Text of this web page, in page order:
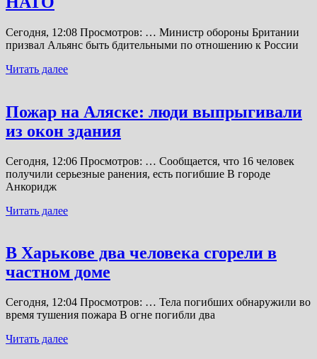
Сегодня, 12:08 Просмотров: … Министр обороны Британии
призвал Альянс быть бдительными по отношению к России
Читать далее
Пожар на Аляске: люди выпрыгивали
из окон здания
Сегодня, 12:06 Просмотров: … Сообщается, что 16 человек
получили серьезные ранения, есть погибшие В городе
Анкоридж
Читать далее
В Харькове два человека сгорели в
частном доме
Сегодня, 12:04 Просмотров: … Тела погибших обнаружили во
время тушения пожара В огне погибли два
Читать далее